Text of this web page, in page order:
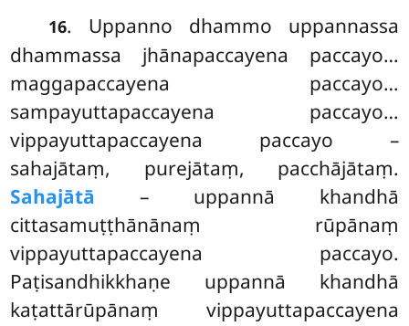
16. Uppanno dhammo uppannassa
dhammassa jhānapaccayena paccayo…
maggapaccayena paccayo…
sampayuttapaccayena paccayo…
vippayuttapaccayena paccayo –
sahajātaṃ, purejātaṃ, pacchājātaṃ.
Sahajātā – uppannā khandhā
cittasamuṭṭhānānaṃ rūpānaṃ
vippayuttapaccayena paccayo.
Paṭisandhikkhaṇe uppannā khandhā
kaṭattārūpānaṃ vippayuttapaccayena